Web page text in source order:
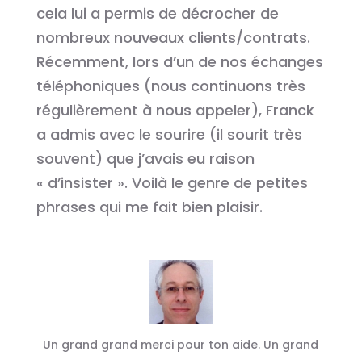
cela lui a permis de décrocher de
nombreux nouveaux clients/contrats.
Récemment, lors d’un de nos échanges
téléphoniques (nous continuons très
régulièrement à nous appeler), Franck
a admis avec le sourire (il sourit très
souvent) que j’avais eu raison
« d’insister ». Voilà le genre de petites
phrases qui me fait bien plaisir.
Un grand grand merci pour ton aide. Un grand